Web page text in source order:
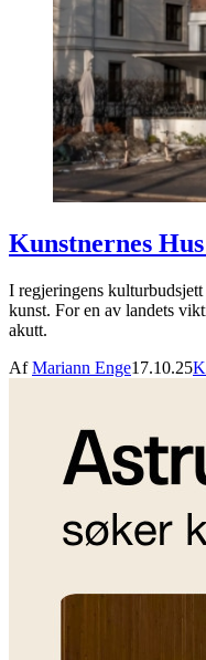
Kunstnernes
I regjeringens
kunst. For en av landets
akutt.
AfMariann Enge17.10.25